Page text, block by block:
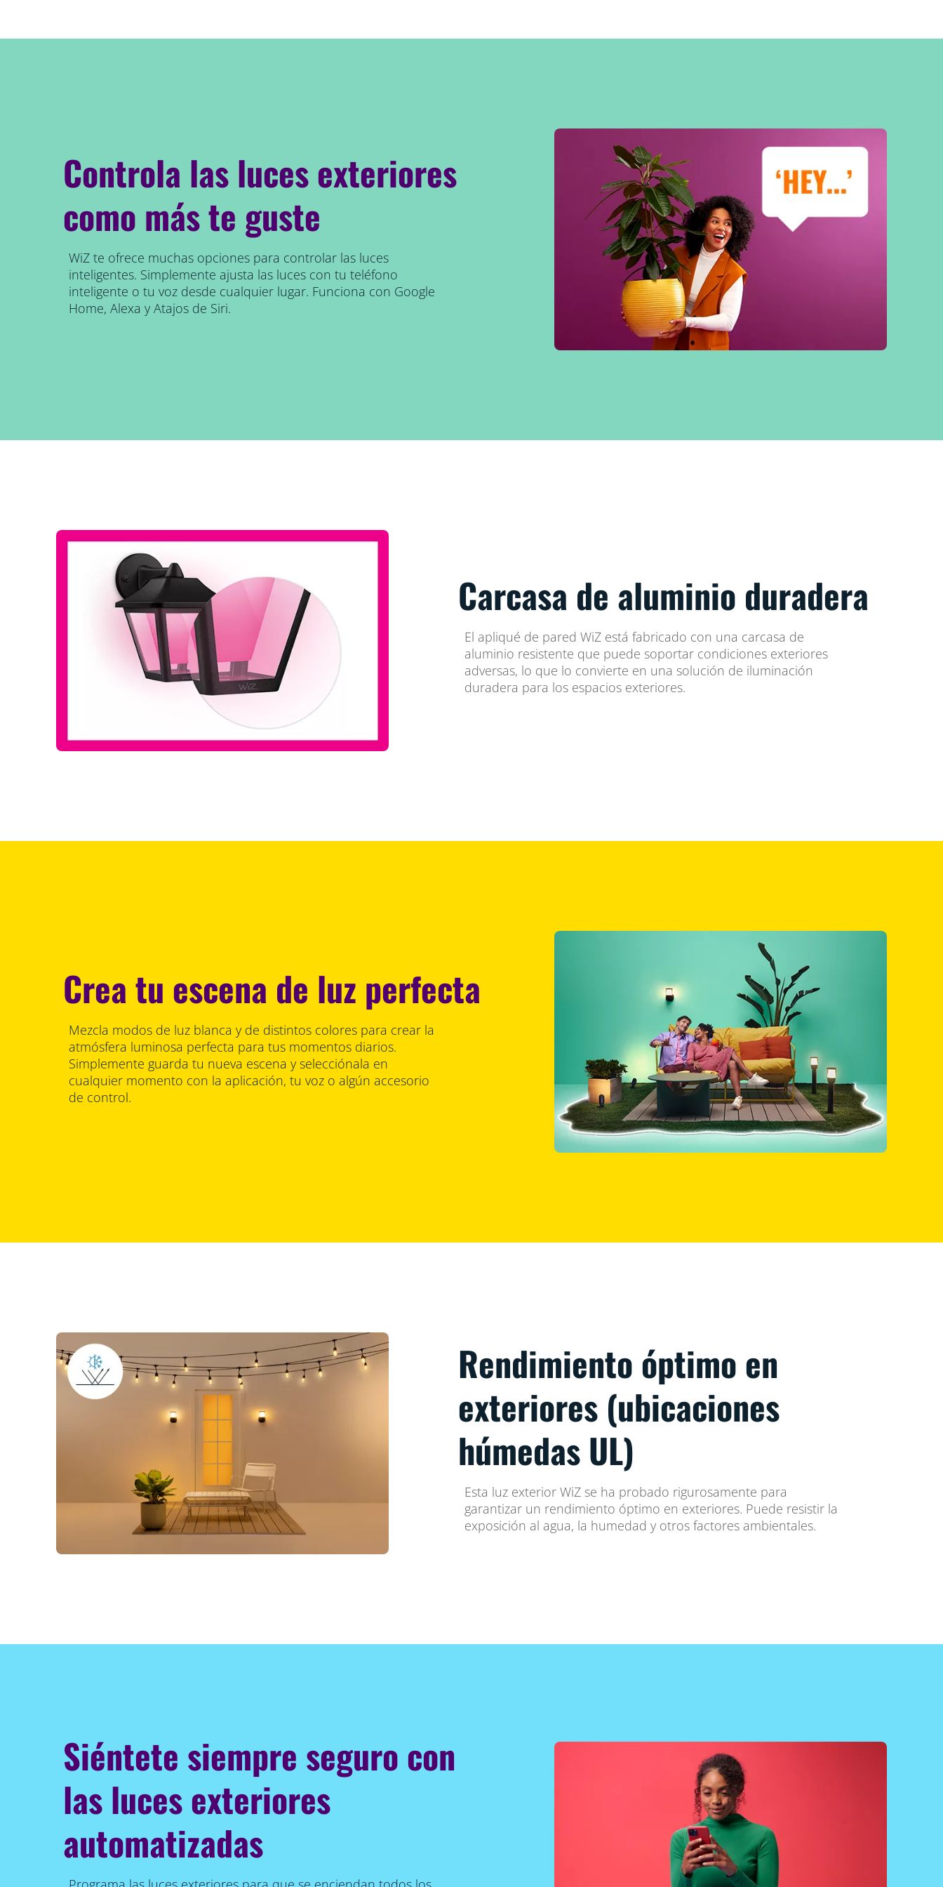
Controla las luces exteriores
como más te guste
WiZ te ofrece muchas opciones para controlar las luces
inteligentes. Simplemente ajusta las luces con tu teléfono
inteligente o tu voz desde cualquier lugar. Funciona con Google
Home, Alexa y Atajos de Siri.
Carcasa de aluminio duradera
El apliqué de pared WiZ está fabricado con una carcasa de
aluminio resistente que puede soportar condiciones exteriores
adversas, lo que lo convierte en una solución de iluminación
duradera para los espacios exteriores.
Crea tu escena de luz perfecta
Mezcla modos de luz blanca y de distintos colores para crear la
atmósfera luminosa perfecta para tus momentos diarios.
Simplemente guarda tu nueva escena y selecciónala en
cualquier momento con la aplicación, tu voz o algún accesorio
de control.
Rendimiento óptimo en
exteriores (ubicaciones
húmedas UL)
Esta luz exterior WiZ se ha probado rigurosamente para
garantizar un rendimiento óptimo en exteriores. Puede resistir la
exposición al agua, la humedad y otros factores ambientales.
Siéntete siempre seguro con
las luces exteriores
automatizadas